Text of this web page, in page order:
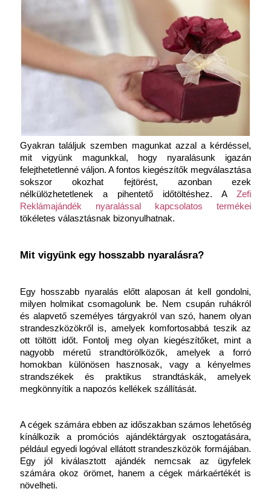
Gyakran találjuk szemben magunkat azzal a kérdéssel,
mit vigyünk magunkkal, hogy nyaralásunk igazán
felejthetetlenné váljon. A fontos kiegészítők megválasztása
sokszor okozhat fejtörést, azonban ezek
nélkülözhetetlenek a pihentető időtöltéshez. A Zefi
Reklámajándék nyaralással kapcsolatos termékei
tökéletes választásnak bizonyulhatnak.
Mit vigyünk egy hosszabb nyaralásra?
Egy hosszabb nyaralás előtt alaposan át kell gondolni,
milyen holmikat csomagolunk be. Nem csupán ruhákról
és alapvető személyes tárgyakról van szó, hanem olyan
strandeszközökről is, amelyek komfortosabbá teszik az
ott töltött időt. Fontolj meg olyan kiegészítőket, mint a
nagyobb méretű strandtörölközők, amelyek a forró
homokban különösen hasznosak, vagy a kényelmes
strandszékek és praktikus strandtáskák, amelyek
megkönnyítik a napozós kellékek szállítását.
A cégek számára ebben az időszakban számos lehetőség
kínálkozik a promóciós ajándéktárgyak osztogatására,
például egyedi logóval ellátott strandeszközök formájában.
Egy jól kiválasztott ajándék nemcsak az ügyfelek
számára okoz örömet, hanem a cégek márkaértékét is
növelheti.